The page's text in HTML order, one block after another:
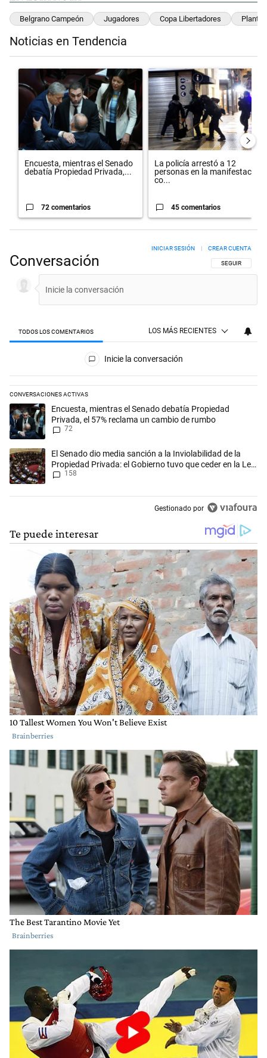
Belgrano Campeón Jugadores Copa Libertadores Plantel
Noticias en Tendencia
Un artículo de tendencia con el título "Encuesta, mientras el
Encuesta, mientras el Senado
debatía Propiedad Privada,...
72 comentarios
Un artículo de tendencia con el
La policía arrestó a 12
personas en la manifestación
co...
45 comentarios
Conversación SIGA ESTA
SEGUIR
INICIAR SESIÓN CREAR CUENTA
TODOS LOS COMENTARIOS LOS MÁS RECIENTES
Todos los comentarios
Inicie la conversación
CONVERSACIONES ACTIVAS
Este listado muestra los artículos con más comentarios en los
Un artículo de tendencia con el título "Encuesta, mientras el Senado
Encuesta, mientras el Senado debatía Propiedad
Privada, el 57% reclama un cambio de rumbo
72
Un artículo de tendencia con el título "El Senado dio media sanción a
El Senado dio media sanción a la Inviolabilidad de la
Propiedad Privada: el Gobierno tuvo que ceder en la Ley
del Manejo del Fuego
158
Gestionado por